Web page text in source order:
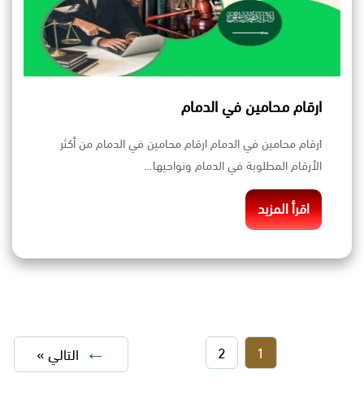
ارقام محامين في الدمام
ارقام محامين في الدمام ارقام محامين في الدمام من أكثر
الأرقام المطلوبة في الدمام ونواحيها…
اقرأ المزيد
1
2 التالي »